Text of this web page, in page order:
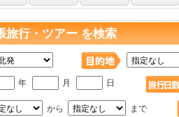
旅行・ツアー を検索
年 月 日
から まで